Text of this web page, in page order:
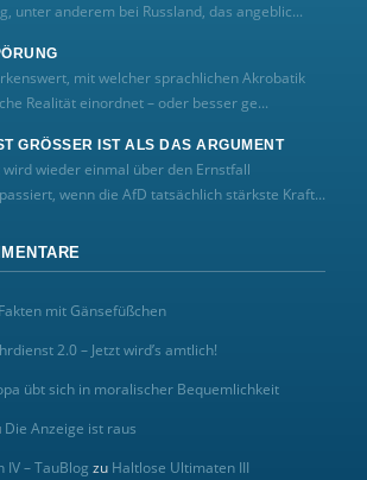
unter anderem bei Russland, das angeblic...
mit welcher sprachlichen Akrobatik
Realität einordnet – oder besser ge...
GRÖSSER IST ALS DAS ARGUMENT
wird wieder einmal über den Ernstfall
wenn die AfD tatsächlich stärkste Kraft...
Fakten mit Gänsefüßchen
2.0 – Jetzt wird’s amtlich!
übt sich in moralischer Bequemlichkeit
Die Anzeige ist raus
– TauBlog zu Haltlose Ultimaten III